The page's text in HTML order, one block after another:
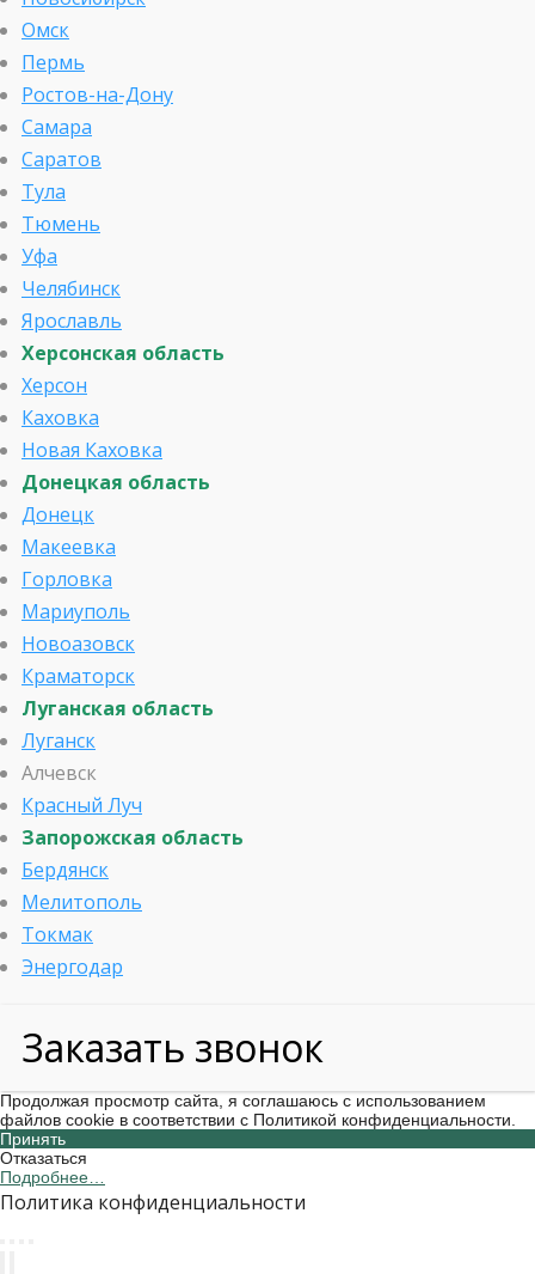
Омск
Пермь
Ростов-на-Дону
Самара
Саратов
Тула
Тюмень
Уфа
Челябинск
Ярославль
Херсонская область
Херсон
Каховка
Новая Каховка
Донецкая область
Донецк
Макеевка
Горловка
Мариуполь
Новоазовск
Краматорск
Луганская область
Луганск
Алчевск
Красный Луч
Запорожская область
Бердянск
Мелитополь
Токмак
Энергодар
Заказать звонок
Продолжая просмотр сайта, я соглашаюсь с использованием
файлов cookie в соответствии с Политикой конфиденциальности.
Принять
Отказаться
Подробнее…
Политика конфиденциальности